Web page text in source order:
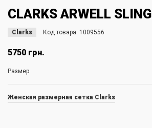
CLARKS ARWELL SLING
Clarks Код товара: 1009556
5750 грн.
Размер
Женская размерная сетка Clarks